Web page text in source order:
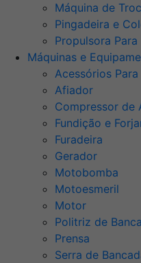
Máquina de
Pingadeira e
Propulsora
Máquinas e
Acessórios
Afiador
Compressor de
Fundição e
Furadeira
Gerador
Motobomba
Motoesmeril
Motor
Politriz de
Prensa
Serra de